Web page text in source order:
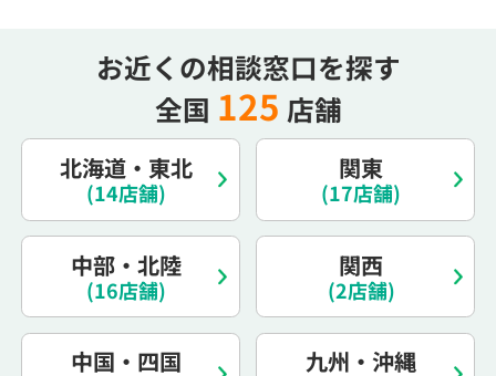
お近くの相談窓口を探す
全国 125 店舗
北海道・東北
(14店舗)
関東
(17店舗)
中部・北陸
(16店舗)
関西
(2店舗)
中国・四国 九州・沖縄